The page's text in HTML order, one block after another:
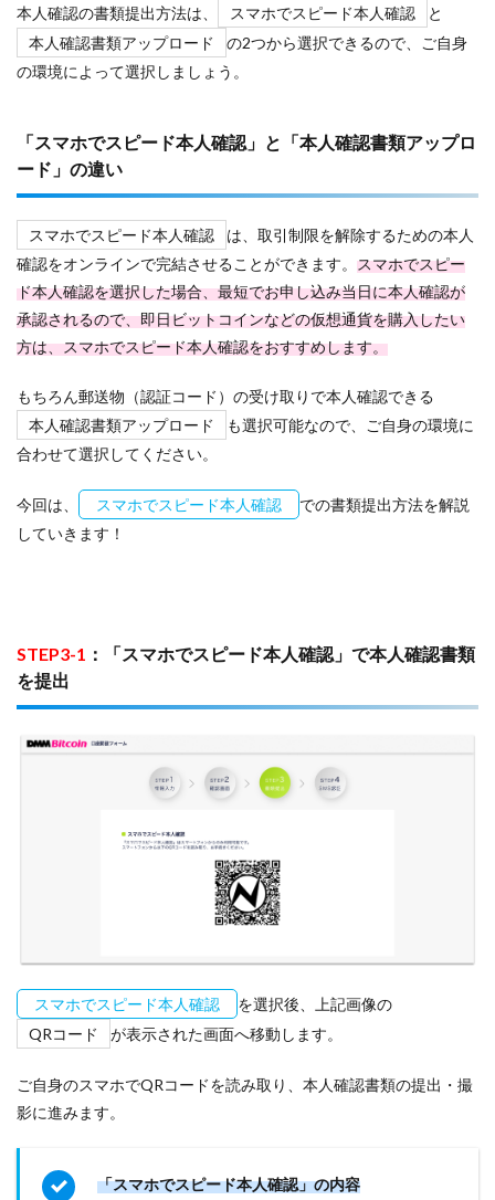
本人確認の書類提出方法は、 スマホでスピード本人確認
と
本人確認書類アップロード
の2つから選択できるので、ご自身
の環境によって選択しましょう。
「スマホでスピード本人確認」と「本人確認書類アップロ
ード」の違い
スマホでスピード本人確認
は、取引制限を解除するための本人
確認をオンラインで完結させることができます。 スマホでスピー
ド本人確認を選択した場合、最短でお申し込み当日に本人確認が
承認されるので、即日ビットコインなどの仮想通貨を購入したい
方は、スマホでスピード本人確認をおすすめします。
もちろん郵送物（認証コード）の受け取りで本人確認できる
本人確認書類アップロード
も選択可能なので、ご自身の環境に
合わせて選択してください。
今回は、 スマホでスピード本人確認
での書類提出方法を解説
していきます！
STEP3-1 ：「スマホでスピード本人確認」で本人確認書類
を提出
スマホでスピード本人確認
を選択後、上記画像の
QRコード
が表示された画面へ移動します。
ご自身のスマホでQRコードを読み取り、本人確認書類の提出・撮
影に進みます。
「スマホでスピード本人確認」の内容